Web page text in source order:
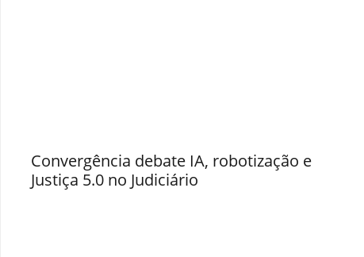
Convergência debate IA, robotização e
Justiça 5.0 no Judiciário